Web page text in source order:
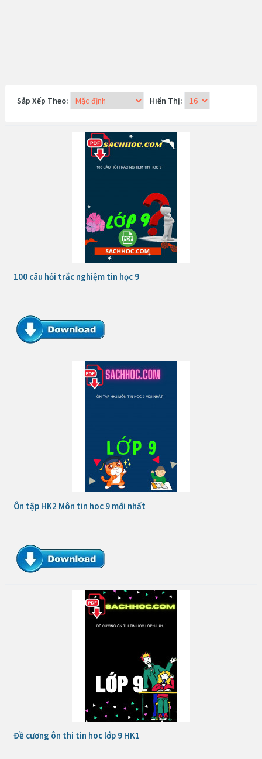
Sắp Xếp Theo: Hiển Thị:
100 câu hỏi trắc nghiệm tin học 9
Ôn tập HK2 Môn tin hoc 9 mới nhất
Đề cương ôn thi tin hoc lớp 9 HK1